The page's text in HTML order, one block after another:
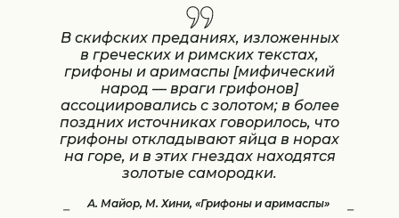
В скифских преданиях, изложенных
в греческих и римских текстах,
грифоны и аримаспы [мифический
народ — враги грифонов]
ассоциировались с золотом; в более
поздних источниках говорилось, что
грифоны откладывают яйца в норах
на горе, и в этих гнездах находятся
золотые самородки.
А. Майор, М. Хини, «Грифоны и аримаспы»